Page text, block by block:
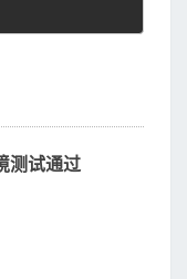
测试通过